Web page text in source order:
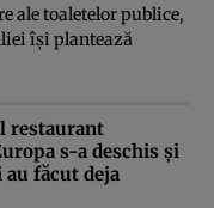
ale toaletelor publice,
îşi plantează
restaurant
s-a deschis şi
au făcut deja